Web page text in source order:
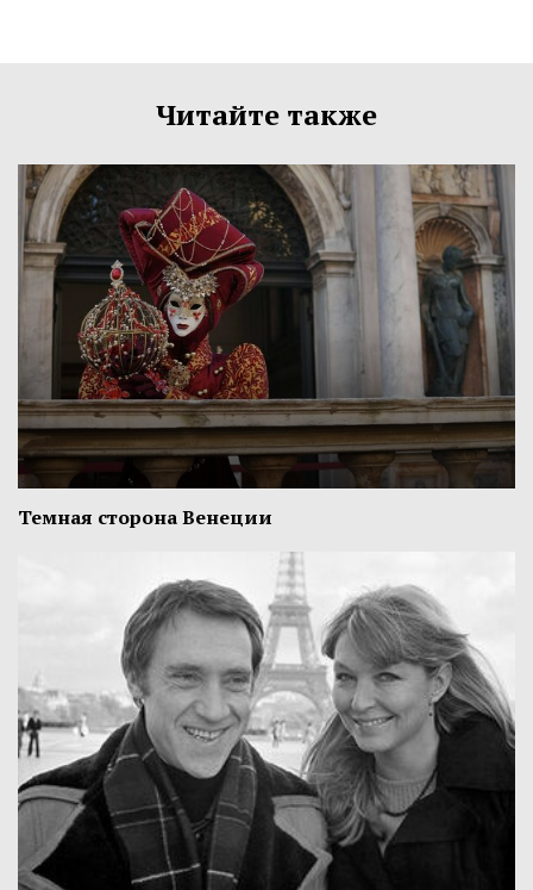
Читайте также
Темная сторона Венеции